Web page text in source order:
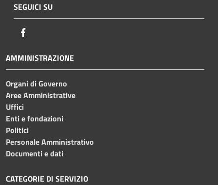
SEGUICI SU
AMMINISTRAZIONE
Organi di Governo
Aree Amministrative
Uffici
Enti e fondazioni
Politici
Personale Amministrativo
Documenti e dati
CATEGORIE DI SERVIZIO